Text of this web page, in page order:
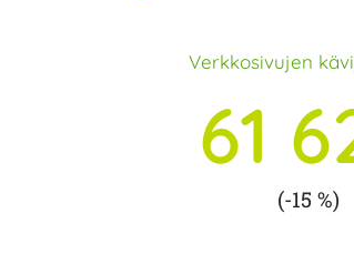
Verkkosivujen
(-15 %)
61